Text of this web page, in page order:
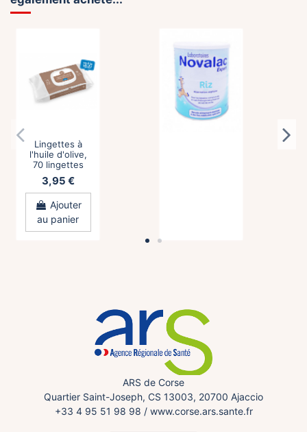
Ajouter
Lingettes à
l'huile d'olive,
70 lingettes
3,95 €
Ajouter
au panier
ARS de Corse
Quartier Saint-Joseph, CS 13003, 20700 Ajaccio
+33 4 95 51 98 98 / www.corse.ars.sante.fr